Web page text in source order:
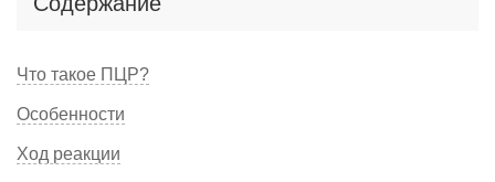
Что такое ПЦР?
Особенности
Ход реакции